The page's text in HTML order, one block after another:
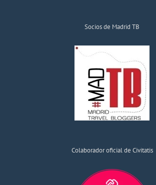
Socios de Madrid TB
Colaborador oficial de Civitatis